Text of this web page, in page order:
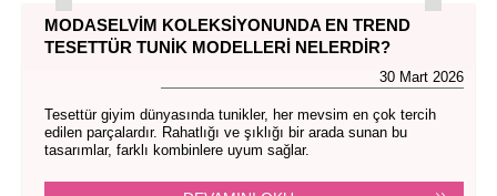
MODASELVIM KOLEKSIYONUNDA EN TREND
TESETTÜR TUNIK MODELLERI NELERDIR?
30 Mart 2026
Tesettür giyim dünyasında tunikler, her mevsim en çok tercih
edilen parçalardır. Rahatlığı ve şıklığı bir arada sunan bu
tasarımlar, farklı kombinlere uyum sağlar.